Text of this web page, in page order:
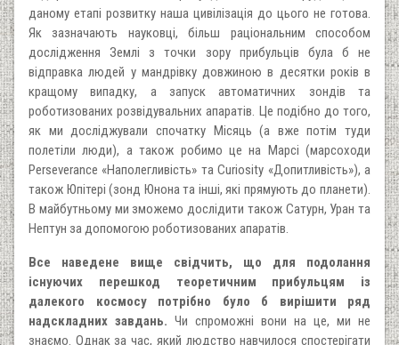
даному етапі розвитку наша цивілізація до цього не готова.
Як зазначають науковці, більш раціональним способом
дослідження Землі з точки зору прибульців була б не
відправка людей у мандрівку довжиною в десятки років в
кращому випадку, а запуск автоматичних зондів та
роботизованих розвідувальних апаратів. Це подібно до того,
як ми досліджували спочатку Місяць (а вже потім туди
полетіли люди), а також робимо це на Марсі (марсоходи
Perseverance «Наполегливість» та Curiosity «Допитливість»), а
також Юпітері (зонд Юнона та інші, які прямують до планети).
В майбутньому ми зможемо дослідити також Сатурн, Уран та
Нептун за допомогою роботизованих апаратів.
Все наведене вище свідчить, що для подолання
існуючих перешкод теоретичним прибульцям із
далекого космосу потрібно було б вирішити ряд
надскладних завдань. Чи спроможні вони на це, ми не
знаємо. Однак за час, який людство навчилося спостерігати